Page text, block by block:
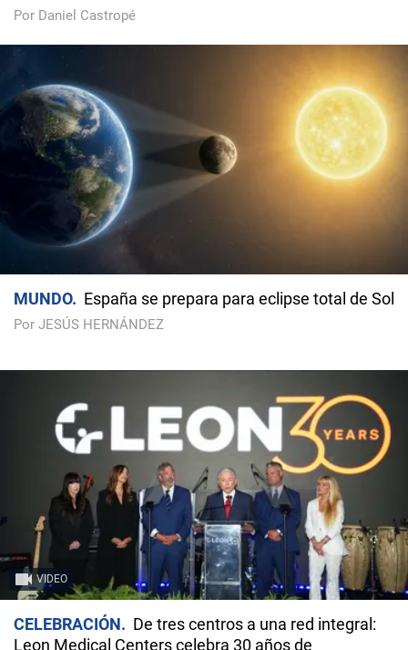
Por Daniel Castropé
MUNDO España se prepara para eclipse total de Sol
Por JESÚS HERNÁNDEZ
VIDEO
CELEBRACIÓN
De tres centros a una red integral:
Leon Medical Centers celebra 30 años de